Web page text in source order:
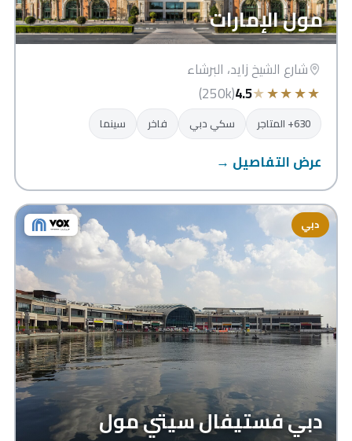
مول الإمارات
شارع الشيخ زايد، البرشاء
★
★
★
★
★
4.5
(250k)
630+ المتاجر سكي دبي فاخر سينما
عرض التفاصيل →
دبي
دبي فستيفال سيتي مول